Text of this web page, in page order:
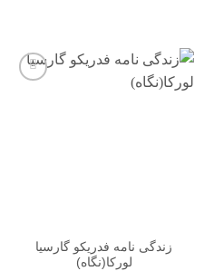
زندگی نامه فدریکو گارسیا
لورکا(نگاه)